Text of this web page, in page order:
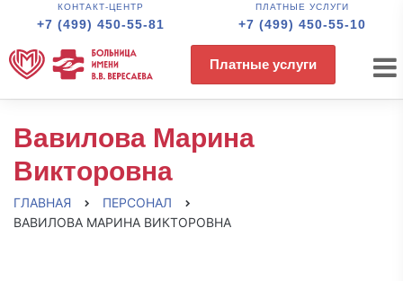
КОНТАКТ-ЦЕНТР
+7 (499) 450-55-81
ПЛАТНЫЕ УСЛУГИ
+7 (499) 450-55-10
Платные услуги
Вавилова Марина
Викторовна
ГЛАВНАЯ
ПЕРСОНАЛ
ВАВИЛОВА МАРИНА ВИКТОРОВНА